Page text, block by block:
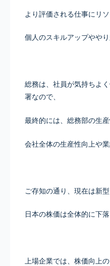
より評価される仕事にリ
個人のスキルアップやや
総務は、社員が気持ちよ
署なので、
最終的には、総務部の生産
会社全体の生産性向上や
ご存知の通り、現在は新
日本の株価は全体的に下
上場企業では、株価向上